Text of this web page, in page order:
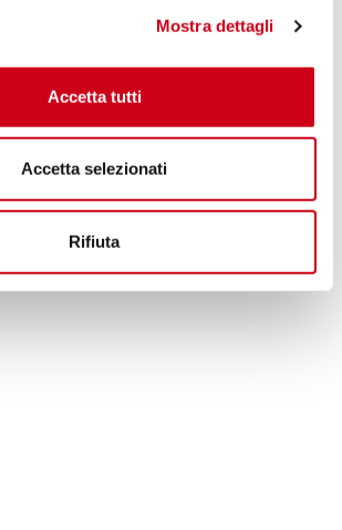
Mostra dettagli
Accetta tutti
Accetta selezionati
Rifiuta